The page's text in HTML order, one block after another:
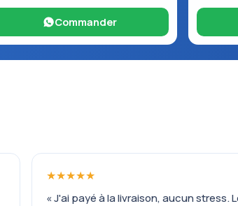
Commander
★★★★★
« J'ai payé à la livraison, aucun stress.